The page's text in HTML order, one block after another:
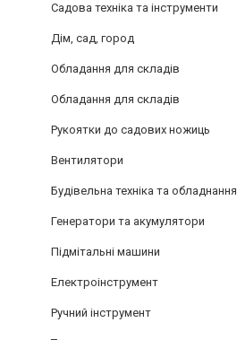
Садова техніка та інструменти
Дім, сад, город
Обладання для складів
Обладання для складів
Рукоятки до садових ножиць
Вентилятори
Будівельна техніка та обладнання
Генератори та акумулятори
Підмітальні машини
Електроінструмент
Ручний інструмент